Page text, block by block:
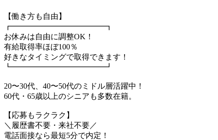
【働き方も自由】
┏━━━━━━━━━━━━┓
お休みは自由に調整OK！
有給取得率ほぼ100％
好きなタイミングで取得できます！
┗━━━━━━━━━━━━┛
20〜30代、40〜50代のミドル層活躍中！
60代・65歳以上のシニアも多数在籍。
【応募もラクラク】
＼履歴書不要・来社不要／
電話面接なら最短5分で内定！